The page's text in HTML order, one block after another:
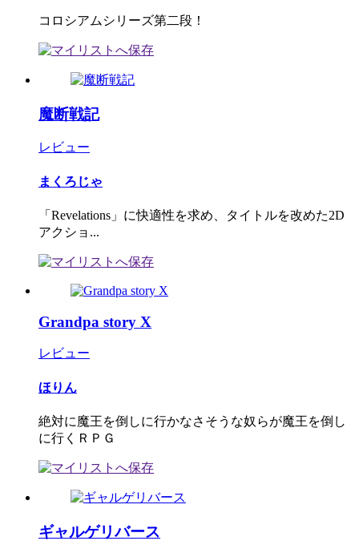
コロシアムシリーズ第二段！
魔断戦記
レビュー
まくろじゃ
「Revelations」に快適性を求め、タイトルを改めた2D
アクショ...
Grandpa story X
レビュー
ほりん
絶対に魔王を倒しに行かなさそうな奴らが魔王を倒し
に行くＲＰＧ
ギャルゲリバース